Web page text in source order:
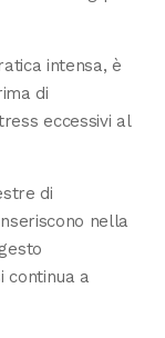
intensa, è
di
eccessivi al
di
nella
continua a